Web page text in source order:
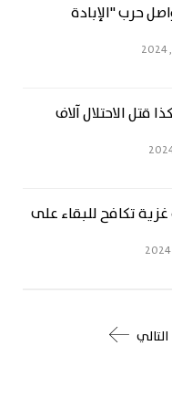
يواصل حرب "الإبادة
الاحتلال آلاف
غزية تكافح للبقاء على
التالي